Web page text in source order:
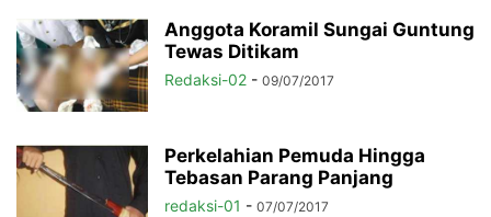
Anggota Koramil Sungai Guntung
Tewas Ditikam
Redaksi-02 - 09/07/2017
Perkelahian Pemuda Hingga
Tebasan Parang Panjang
redaksi-01 - 07/07/2017